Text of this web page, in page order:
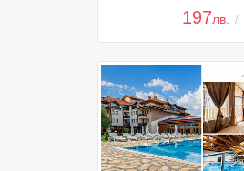
197лв. /